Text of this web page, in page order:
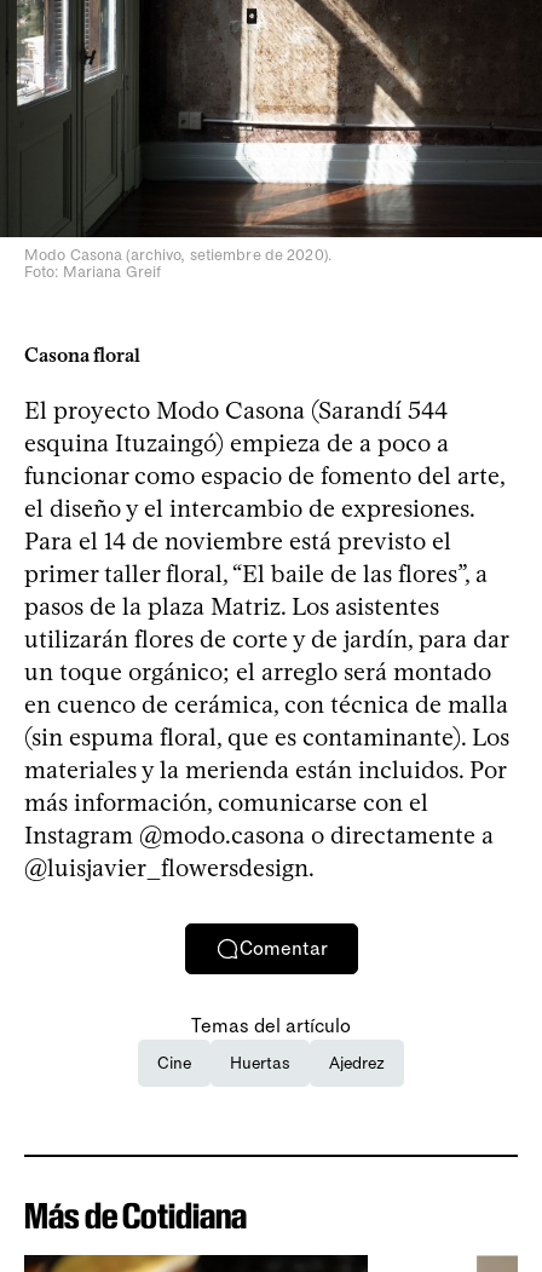
Modo Casona (archivo, setiembre de 2020).
Foto: Mariana Greif
Casona floral
El proyecto Modo Casona (Sarandí 544
esquina Ituzaingó) empieza de a poco a
funcionar como espacio de fomento del arte,
el diseño y el intercambio de expresiones.
Para el 14 de noviembre está previsto el
primer taller floral, “El baile de las flores”, a
pasos de la plaza Matriz. Los asistentes
utilizarán flores de corte y de jardín, para dar
un toque orgánico; el arreglo será montado
en cuenco de cerámica, con técnica de malla
(sin espuma floral, que es contaminante). Los
materiales y la merienda están incluidos. Por
más información, comunicarse con el
Instagram @modo.casona o directamente a
@luisjavier_flowersdesign.
Comentar
Temas del artículo
Cine Huertas Ajedrez
Más de Cotidiana